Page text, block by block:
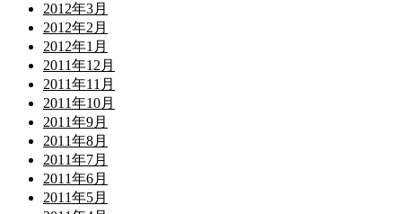
2012年3月
2012年2月
2012年1月
2011年12月
2011年11月
2011年10月
2011年9月
2011年8月
2011年7月
2011年6月
2011年5月